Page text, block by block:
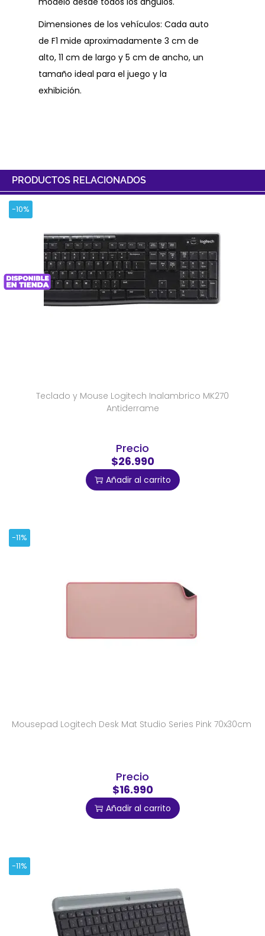
Dimensiones de los vehículos: Cada auto
de F1 mide aproximadamente 3 cm de
alto, 11 cm de largo y 5 cm de ancho, un
tamaño ideal para el juego y la
exhibición.
PRODUCTOS RELACIONADOS
-10%
Teclado y Mouse Logitech Inalambrico MK270
Antiderrame
Precio
$26.990
Añadir al carrito
-11%
Mousepad Logitech Desk Mat Studio Series Pink 70x30cm
Precio
$16.990
Añadir al carrito
-11%